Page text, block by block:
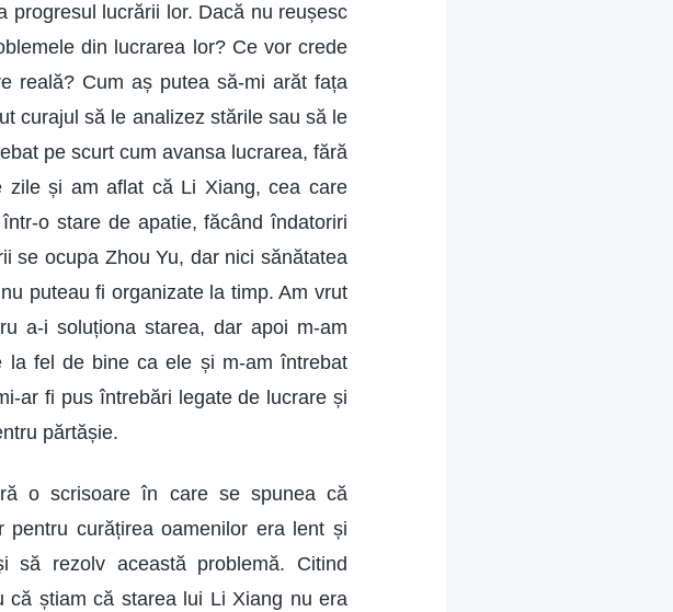
progresul lucrării lor. Dacă nu reușesc
din lucrarea lor? Ce vor crede
reală? Cum aș putea să-mi arăt fața
curajul să le analizez stările sau să le
pe scurt cum avansa lucrarea, fără
zile și am aflat că Li Xiang, cea care
o stare de apatie, făcând îndatoriri
se ocupa Zhou Yu, dar nici sănătatea
puteau fi organizate la timp. Am vrut
a-i soluționa starea, dar apoi m-am
la fel de bine ca ele și m-am întrebat
ar fi pus întrebări legate de lucrare și
părtășie.
o scrisoare în care se spunea că
pentru curățirea oamenilor era lent și
să rezolv această problemă. Citind
că știam că starea lui Li Xiang nu era